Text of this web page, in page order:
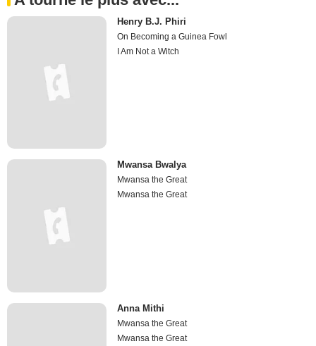
Henry B.J. Phiri
On Becoming a Guinea Fowl
I Am Not a Witch
Mwansa Bwalya
Mwansa the Great
Mwansa the Great
Anna Mithi
Mwansa the Great
Mwansa the Great